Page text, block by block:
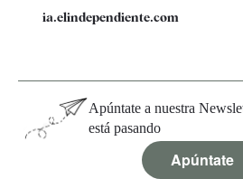
ia.elindependiente.com
Apúntate a nuestra
está pasando
Apúntate